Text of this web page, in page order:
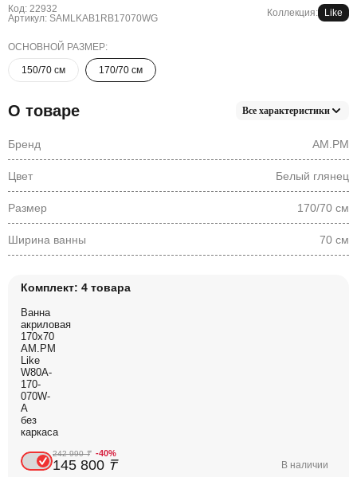
Код: 22932
Артикул: SAMLKAB1RB17070WG
Коллекция: Like
ОСНОВНОЙ РАЗМЕР:
150/70 см 170/70 см
О товаре Все характеристики
Бренд AM.PM
Цвет Белый глянец
Размер 170/70 см
Ширина ванны 70 см
Комплект: 4 товара
Ванна
акриловая
170x70
AM.PM
Like
W80A-
170-
070W-
A
без
каркаса
В наличии
242 990₸ -40%
145 800 ₸